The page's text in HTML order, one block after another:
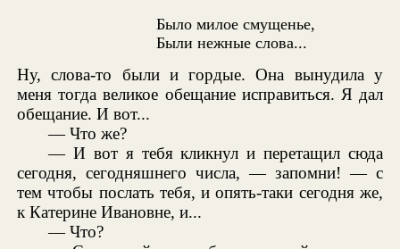
Было милое смущенье,
Были нежные слова...
Ну, слова-то были и гордые. Она вынудила у
меня тогда великое обещание исправиться. Я дал
обещание. И вот...
— Что же?
— И вот я тебя кликнул и перетащил сюда
сегодня, сегодняшнего числа, — запомни! — с
тем чтобы послать тебя, и опять-таки сегодня же,
к Катерине Ивановне, и...
— Что?